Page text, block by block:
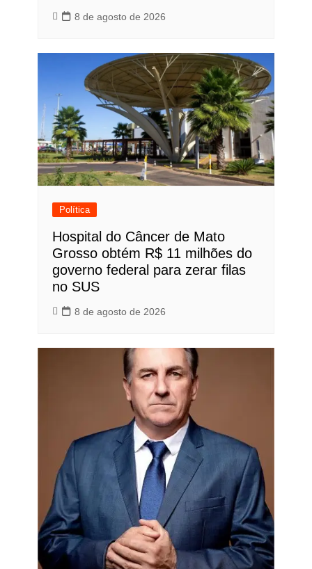
8 de agosto de 2026
Política
Hospital do Câncer de Mato
Grosso obtém R$ 11 milhões do
governo federal para zerar filas
no SUS
8 de agosto de 2026